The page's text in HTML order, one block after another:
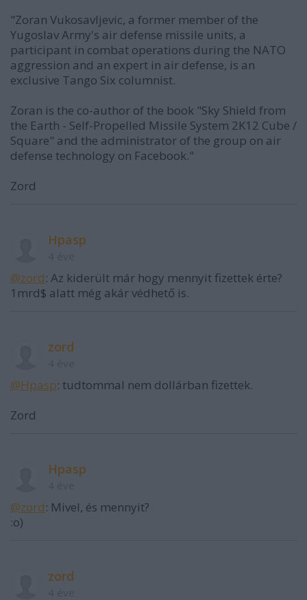
"Zoran Vukosavljevic, a former member of the
Yugoslav Army's air defense missile units, a
participant in combat operations during the NATO
aggression and an expert in air defense, is an
exclusive Tango Six columnist.
Zoran is the co-author of the book "Sky Shield from
the Earth - Self-Propelled Missile System 2K12 Cube /
Square" and the administrator of the group on air
defense technology on Facebook."
Zord
Hpasp
@zord: Az kiderült már hogy mennyit fizettek érte?
1mrd$ alatt még akár védhető is.
zord
@Hpasp: tudtommal nem dollárban fizettek.
Zord
Hpasp
@zord: Mivel, és mennyit?
:o)
zord